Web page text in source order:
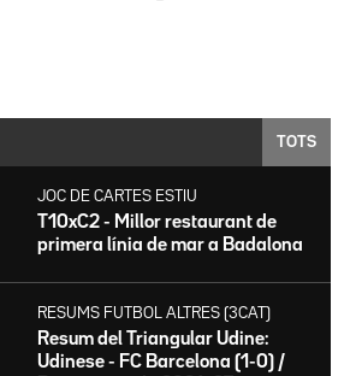
TOTS
JOC DE CARTES ESTIU
T10xC2 - Millor restaurant de
primera línia de mar a Badalona
RESUMS FUTBOL ALTRES (3CAT)
Resum del Triangular Udine:
Udinese - FC Barcelona (1-0) /